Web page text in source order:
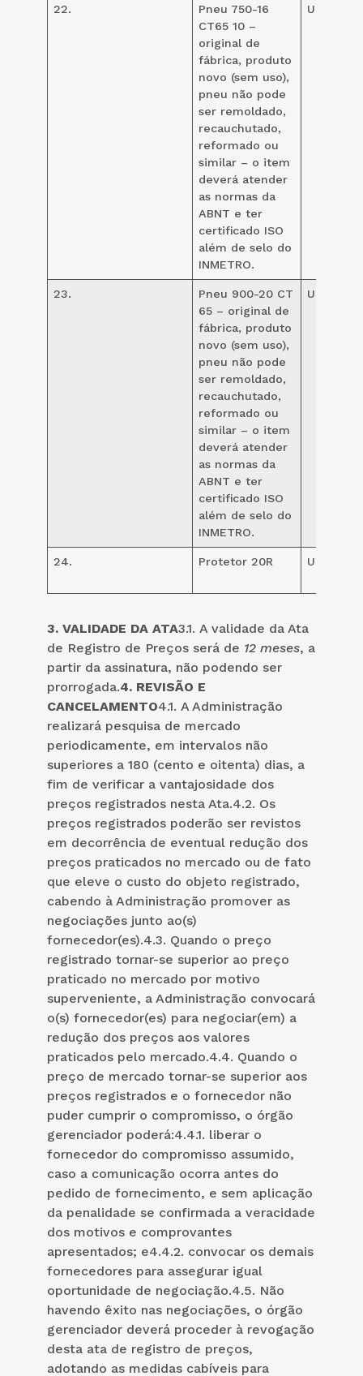
22.
Pneu 750-16
CT65 10 –
original de
fábrica, produto
novo (sem uso),
pneu não pode
ser remoldado,
recauchutado,
reformado ou
similar – o item
deverá atender
as normas da
ABNT e ter
certificado ISO
além de selo do
INMETRO.
UND
23.
Pneu 900-20 CT
65 – original de
fábrica, produto
novo (sem uso),
pneu não pode
ser remoldado,
recauchutado,
reformado ou
similar – o item
deverá atender
as normas da
ABNT e ter
certificado ISO
além de selo do
INMETRO.
UND
24. Protetor 20R UND
3. VALIDADE DA ATA3.1. A validade da Ata
de Registro de Preços será de 12 meses, a
partir da assinatura, não podendo ser
prorrogada.4. REVISÃO E
CANCELAMENTO4.1. A Administração
realizará pesquisa de mercado
periodicamente, em intervalos não
superiores a 180 (cento e oitenta) dias, a
fim de verificar a vantajosidade dos
preços registrados nesta Ata.4.2. Os
preços registrados poderão ser revistos
em decorrência de eventual redução dos
preços praticados no mercado ou de fato
que eleve o custo do objeto registrado,
cabendo à Administração promover as
negociações junto ao(s)
fornecedor(es).4.3. Quando o preço
registrado tornar-se superior ao preço
praticado no mercado por motivo
superveniente, a Administração convocará
o(s) fornecedor(es) para negociar(em) a
redução dos preços aos valores
praticados pelo mercado.4.4. Quando o
preço de mercado tornar-se superior aos
preços registrados e o fornecedor não
puder cumprir o compromisso, o órgão
gerenciador poderá:4.4.1. liberar o
fornecedor do compromisso assumido,
caso a comunicação ocorra antes do
pedido de fornecimento, e sem aplicação
da penalidade se confirmada a veracidade
dos motivos e comprovantes
apresentados; e4.4.2. convocar os demais
fornecedores para assegurar igual
oportunidade de negociação.4.5. Não
havendo êxito nas negociações, o órgão
gerenciador deverá proceder à revogação
desta ata de registro de preços,
adotando as medidas cabíveis para